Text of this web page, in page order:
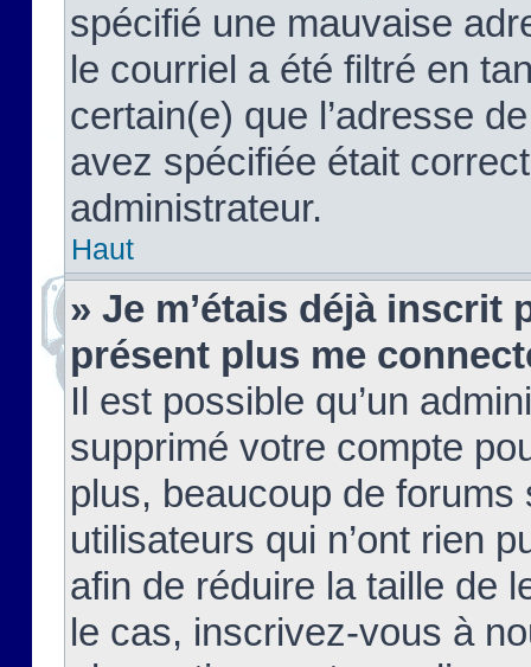
spécifié une mauvaise
le courriel a été filtré en
certain(e) que l’adresse
avez spécifiée était
administrateur.
Haut
» Je m’étais déjà inscrit
présent plus me
Il est possible qu’un
supprimé votre compte
plus, beaucoup de
utilisateurs qui n’ont rien
afin de réduire la taille de
le cas, inscrivez-vous à